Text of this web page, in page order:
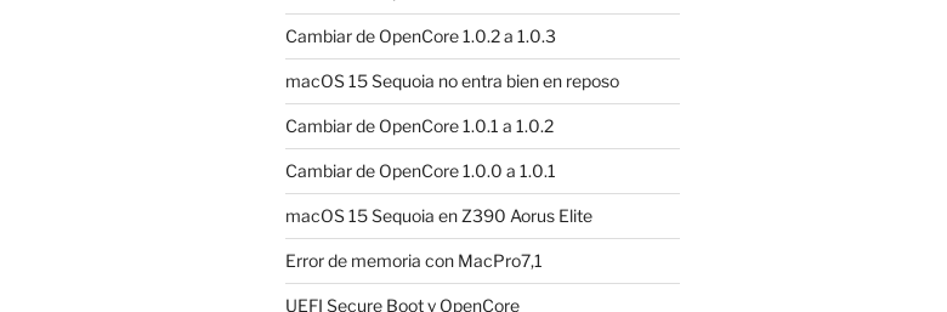
Cambiar de OpenCore 1.0.2 a 1.0.3
macOS 15 Sequoia no entra bien en reposo
Cambiar de OpenCore 1.0.1 a 1.0.2
Cambiar de OpenCore 1.0.0 a 1.0.1
macOS 15 Sequoia en Z390 Aorus Elite
Error de memoria con MacPro7,1
UEFI Secure Boot y OpenCore